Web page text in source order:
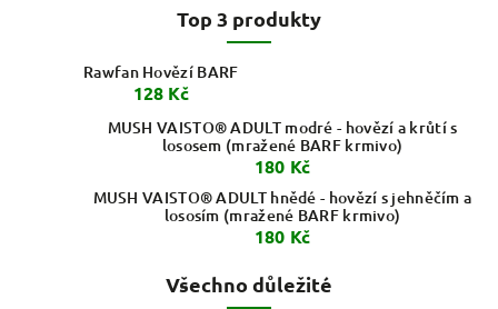
Top 3 produkty
Rawfan Hovězí BARF
128 Kč
MUSH VAISTO® ADULT modré - hovězí a krůtí s
lososem (mražené BARF krmivo)
180 Kč
MUSH VAISTO® ADULT hnědé - hovězí s jehněčím a
lososím (mražené BARF krmivo)
180 Kč
Všechno důležité